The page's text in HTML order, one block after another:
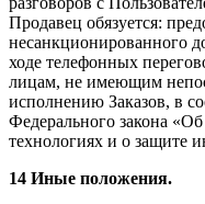
Продавец обязуется:
несанкционированного
ходе телефонных
лицам, не имеющим
исполнению Заказов, в
Федерального закона
технологиях и о защите
14 Иные положения.